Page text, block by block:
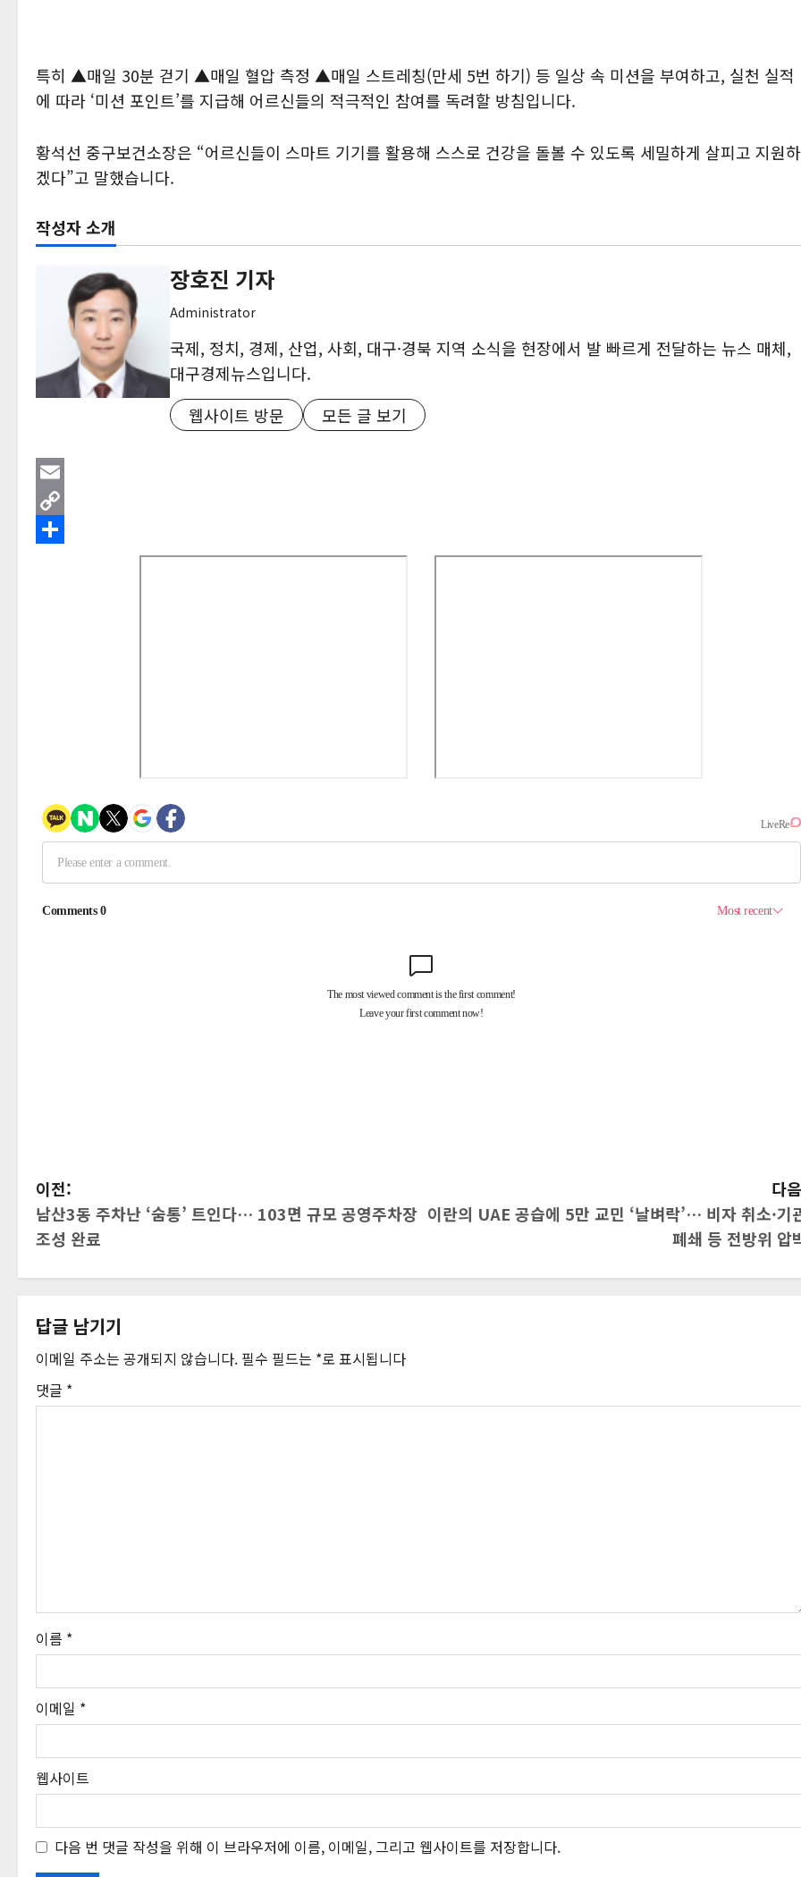
특히 ▲매일 30분 걷기 ▲매일 혈압 측정 ▲매일 스트레칭(만세 5번 하기) 등 일상 속 미션을 부여하고, 실천 실적
에 따라 ‘미션 포인트’를 지급해 어르신들의 적극적인 참여를 독려할 방침입니다.
황석선 중구보건소장은 “어르신들이 스마트 기기를 활용해 스스로 건강을 돌볼 수 있도록 세밀하게 살피고 지원하
겠다”고 말했습니다.
작성자 소개
장호진 기자
Administrator
국제, 정치, 경제, 산업, 사회, 대구·경북 지역 소식을 현장에서 발 빠르게 전달하는 뉴스 매체,
대구경제뉴스입니다.
웹사이트 방문
모든 글 보기
Email
Copy
게
시
물
비
게
이
이전:
남산3동 주차난 ‘숨통’ 트인다… 103면 규모 공영주차장
조성 완료
다
이란의 UAE 공습에 5만 교민 ‘날벼락’… 비자 취소·기
폐쇄 등 전방위 압
답글 남기기
이메일 주소는 공개되지 않습니다. 필수 필드는 *로 표시됩니다
댓글 *
이름 *
이메일 *
웹사이트
다음 번 댓글 작성을 위해 이 브라우저에 이름, 이메일, 그리고 웹사이트를 저장합니다.